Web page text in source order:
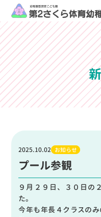
2025.10.02 お知らせ
プール参観
９月２９日、３０日の
た。
今年も年長４クラスの